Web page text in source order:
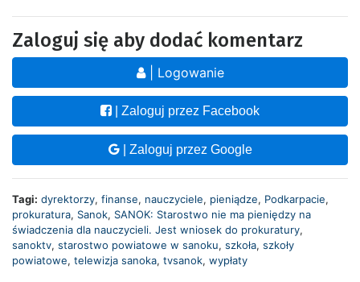
Zaloguj się aby dodać komentarz
| Logowanie
| Zaloguj przez Facebook
| Zaloguj przez Google
Tagi: dyrektorzy, finanse, nauczyciele, pieniądze, Podkarpacie,
prokuratura, Sanok, SANOK: Starostwo nie ma pieniędzy na
świadczenia dla nauczycieli. Jest wniosek do prokuratury,
sanoktv, starostwo powiatowe w sanoku, szkoła, szkoły
powiatowe, telewizja sanoka, tvsanok, wypłaty